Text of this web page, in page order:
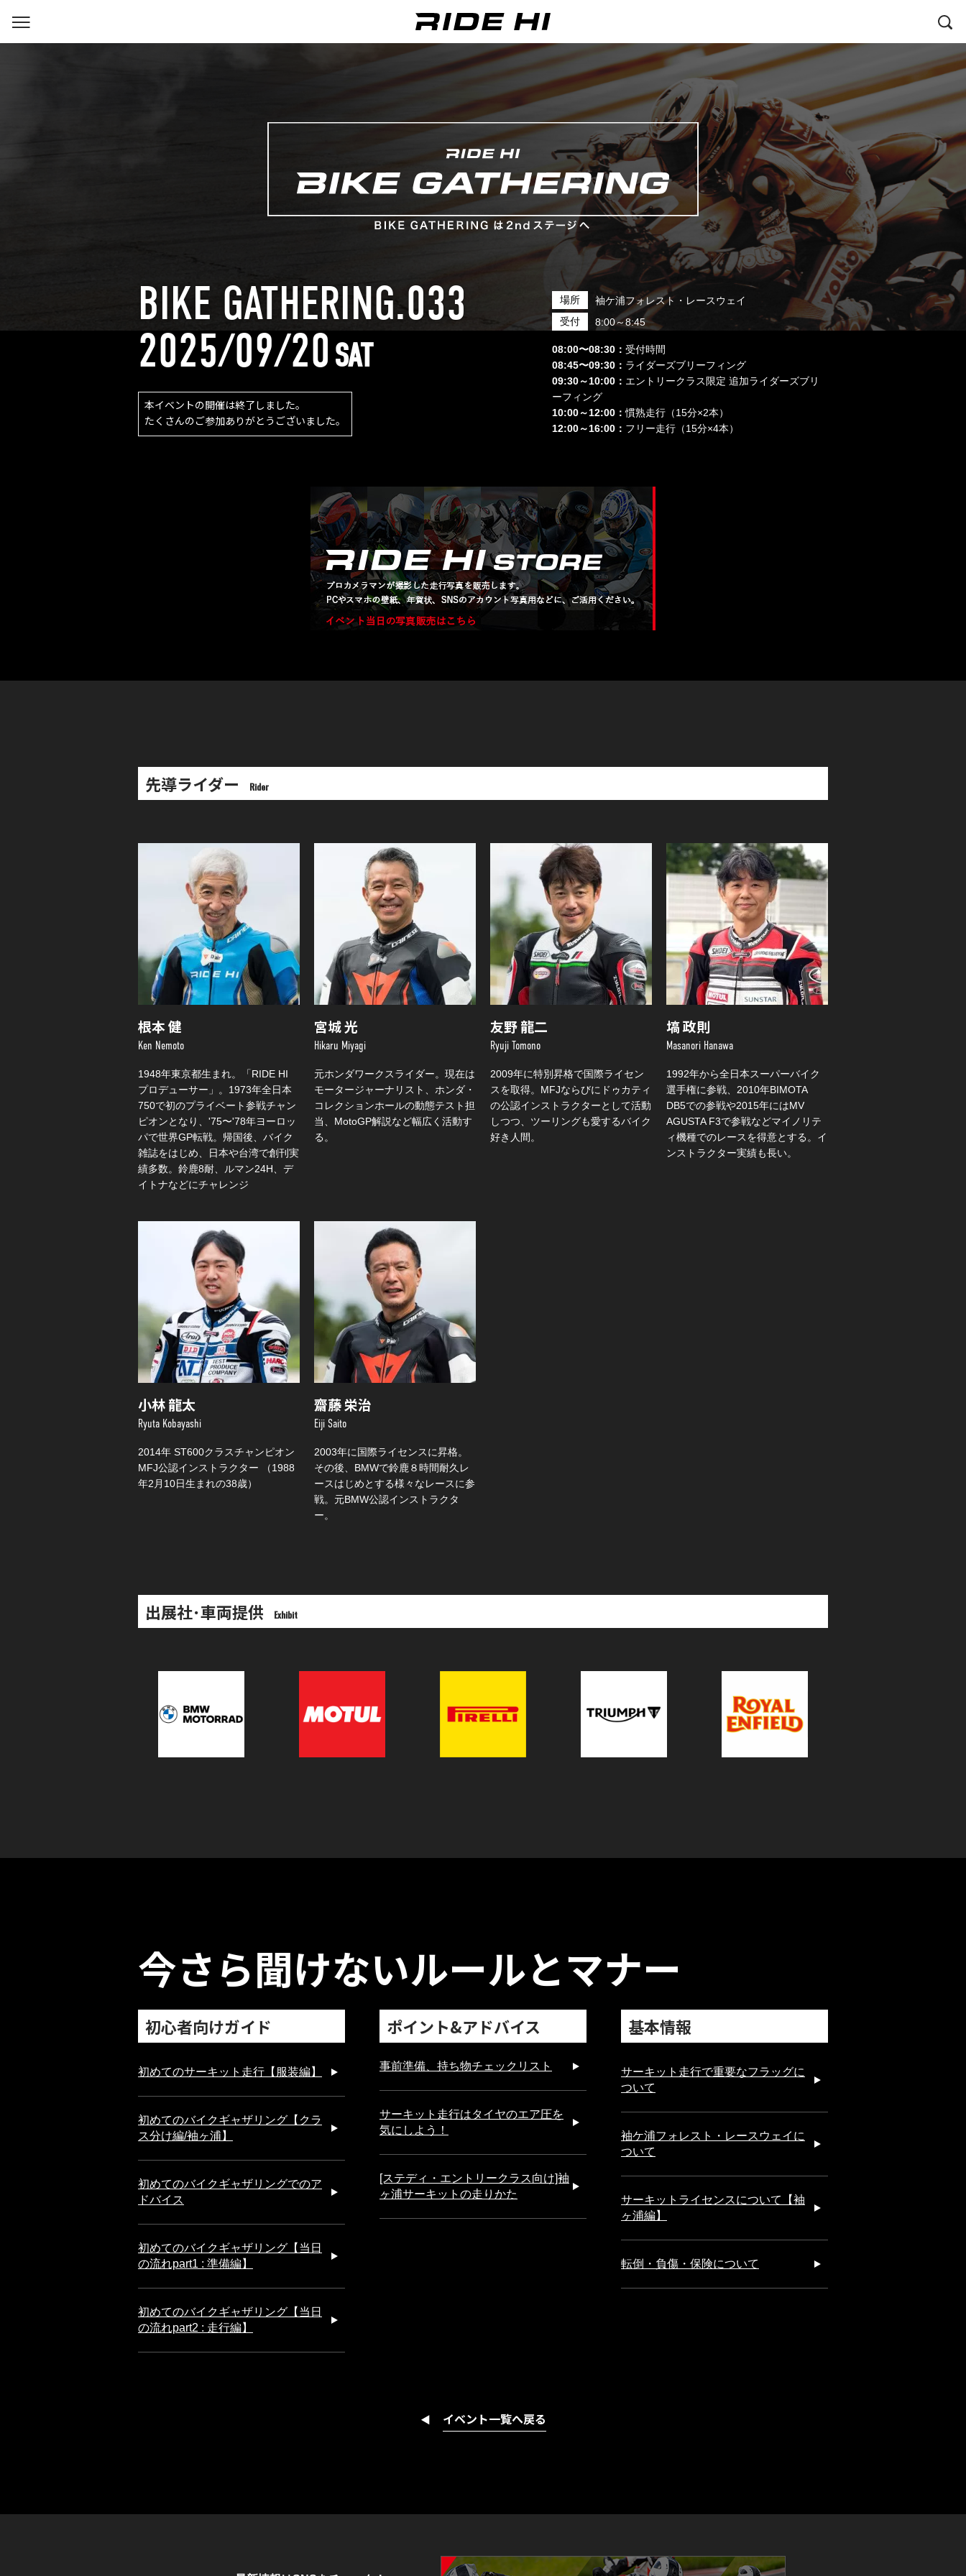
BIKE GATHERING.033
2025/09/20 SAT
本イベントの開催は終了しました。
たくさんのご参加ありがとうございました。
場所
袖ケ浦フォレスト・レースウェイ
受付
8:00～8:45
08:00〜08:30： 受付時間
08:45〜09:30： ライダーズブリーフィング
09:30～10:00： エントリークラス限定 追加ライダーズブリ
ーフィング
10:00～12:00：慣熟走行（15分×2本）
12:00～16:00： フリー走行（15分×4本）
先導ライダー Rider
根本 健
Ken Nemoto
1948年東京都生まれ。「RIDE HI
プロデューサー」。1973年全日本
750で初のプライベート参戦チャン
ピオンとなり、'75〜'78年ヨーロッ
パで世界GP転戦。帰国後、バイク
雑誌をはじめ、日本や台湾で創刊実
績多数。鈴鹿8耐、ルマン24H、デ
イトナなどにチャレンジ
宮城 光
Hikaru Miyagi
元ホンダワークスライダー。現在は
モータージャーナリスト、ホンダ・
コレクションホールの動態テスト担
当、MotoGP解説など幅広く活動す
る。
友野 龍二
Ryuji Tomono
2009年に特別昇格で国際ライセン
スを取得。MFJならびにドゥカティ
の公認インストラクターとして活動
しつつ、ツーリングも愛するバイク
好き人間。
塙 政則
Masanori Hanawa
1992年から全日本スーパーバイク
選手権に参戦、2010年BIMOTA
DB5での参戦や2015年にはMV
AGUSTA F3で参戦などマイノリテ
ィ機種でのレースを得意とする。イ
ンストラクター実績も長い。
小林 龍太
Ryuta Kobayashi
2014年 ST600クラスチャンピオン
MFJ公認インストラクター （1988
年2月10日生まれの38歳）
齋藤 栄治
Eiji Saito
2003年に国際ライセンスに昇格。
その後、BMWで鈴鹿８時間耐久レ
ースはじめとする様々なレースに参
戦。元BMW公認インストラクタ
ー。
出展社･車両提供 Exhibit
今さら聞けないルールとマナー
初心者向けガイド
初めてのサーキット走行【服装編】
初めてのバイクギャザリング【クラ
ス分け編/袖ヶ浦】
初めてのバイクギャザリングでのア
ドバイス
初めてのバイクギャザリング【当日
の流れpart1 : 準備編】
初めてのバイクギャザリング【当日
の流れpart2 : 走行編】
ポイント&アドバイス
事前準備、持ち物チェックリスト
サーキット走行はタイヤのエア圧を
気にしよう！
[ステディ・エントリークラス向け]袖
ヶ浦サーキットの走りかた
基本情報
サーキット走行で重要なフラッグに
ついて
袖ケ浦フォレスト・レースウェイに
ついて
サーキットライセンスについて【袖
ヶ浦編】
転倒・負傷・保険について
◀︎ イベント一覧へ戻る